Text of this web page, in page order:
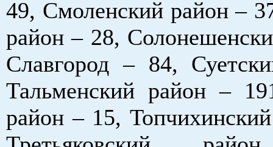
49, Смоленский район –
район – 28,
Славгород – 84,
Тальменский район –
район – 15,